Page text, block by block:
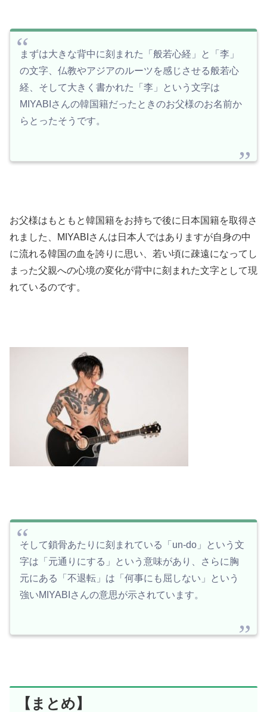
まずは大きな背中に刻まれた「般若心経」と「李」
の文字、仏教やアジアのルーツを感じさせる般若心
経、そして大きく書かれた「李」という文字は
MIYABIさんの韓国籍だったときのお父様のお名前か
らとったそうです。
お父様はもともと韓国籍をお持ちで後に日本国籍を取得さ
れました、MIYABIさんは日本人ではありますが自身の中
に流れる韓国の血を誇りに思い、若い頃に疎遠になってし
まった父親への心境の変化が背中に刻まれた文字として現
れているのです。
そして鎖骨あたりに刻まれている「un-do」という文
字は「元通りにする」という意味があり、さらに胸
元にある「不退転」は「何事にも屈しない」という
強いMIYABIさんの意思が示されています。
【まとめ】